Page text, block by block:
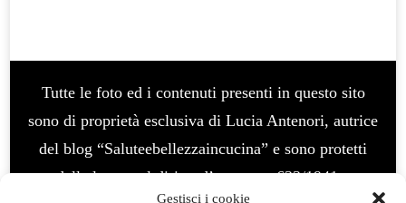
Gestisci i cookie
Tutte le foto ed i contenuti presenti in questo sito
sono di proprietà esclusiva di Lucia Antenori, autrice
del blog “Saluteebellezzaincucina” e sono protetti
dalla legge sul diritto d’autore n. 633/1941 e